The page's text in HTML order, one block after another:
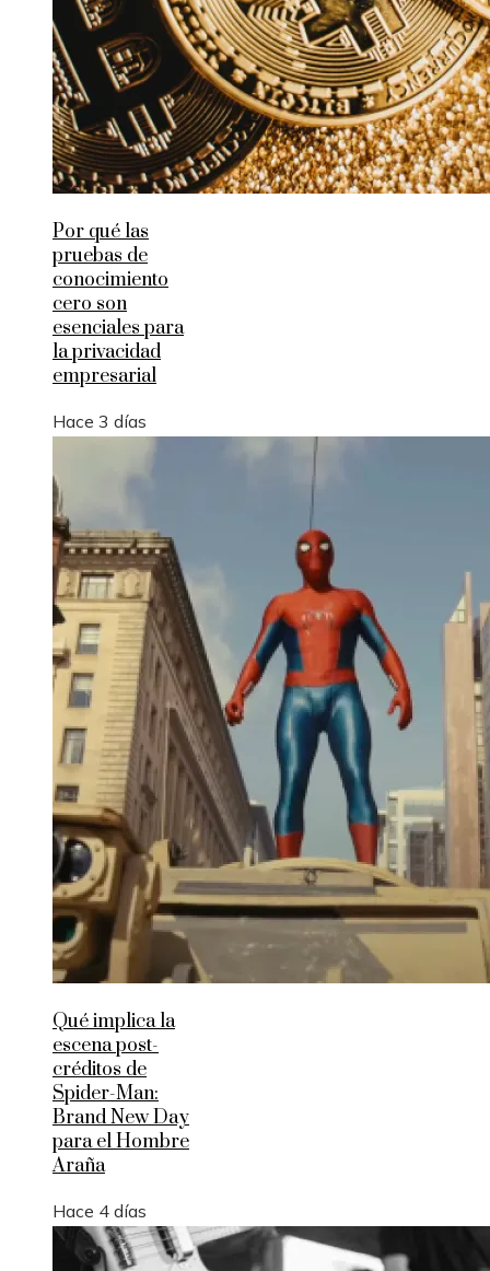
Por qué las
pruebas de
conocimiento
cero son
esenciales para
la privacidad
empresarial
Hace 3 días
Qué implica la
escena post-
créditos de
Spider-Man:
Brand New Day
para el Hombre
Araña
Hace 4 días